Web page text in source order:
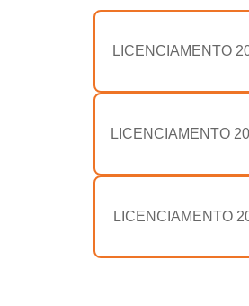
LICENCIAMENTO
LICENCIAMENTO
LICENCIAMENTO